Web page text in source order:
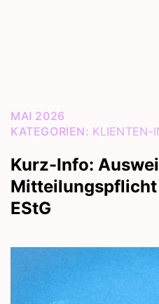
MAI 2026
KATEGORIEN: KLIENTEN-
Kurz-Info:
Mitteilungspflicht
EStG